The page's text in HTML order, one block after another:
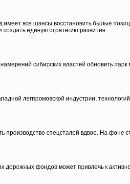
имеет все шансы восстановить былые
создать единую стратегию развития
сибирских властей обновить
легпромовской индустрии,
производство спецсталей вдвое. На фоне
дорожных фондов может привлечь к